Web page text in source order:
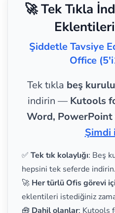
🚀 Tek Tıkla
Şiddetle Tavsiye
Office
Tek tıkla beş
indirin — Kutools
Word, PowerPoint
Şimdi
✅ Tek tık kolaylığı: Beş
hepsini tek seferde indirin.
🚀 Her türlü Ofis görevi
eklentileri istediğiniz
🧰 Dahil olanlar: Kutools